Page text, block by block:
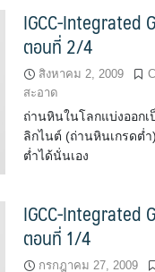
IGCC-Integrated
ตอนที่ 2/4
สิงหาคม 2, 2009
สะอาด
ถ่านหินในโลกแบ่งออก
ลิกไนต์ (ถ่านหินเกรดต่
ต่ำได้นั่นเอง
IGCC-Integrated
ตอนที่ 1/4
กรกฎาคม 27, 2009